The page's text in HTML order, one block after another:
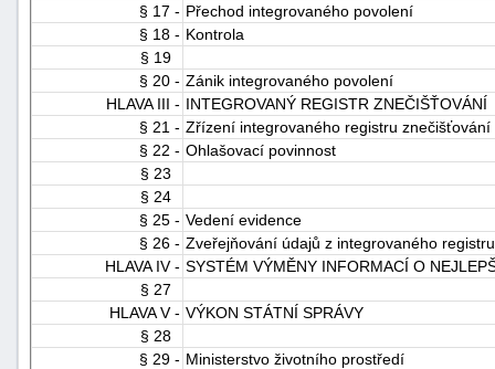
§ 17 - Přechod integrovaného povolení
§ 18 - Kontrola
§ 19
§ 20 - Zánik integrovaného povolení
HLAVA III - INTEGROVANÝ REGISTR ZNEČIŠŤOVÁNÍ
§ 21 - Zřízení integrovaného registru znečišťování
§ 22 - Ohlašovací povinnost
§ 23
§ 24
§ 25 - Vedení evidence
§ 26 - Zveřejňování údajů z integrovaného
HLAVA IV - SYSTÉM VÝMĚNY INFORMACÍ O
§ 27
HLAVA V - VÝKON STÁTNÍ SPRÁVY
§ 28
§ 29 - Ministerstvo životního prostředí
škod"